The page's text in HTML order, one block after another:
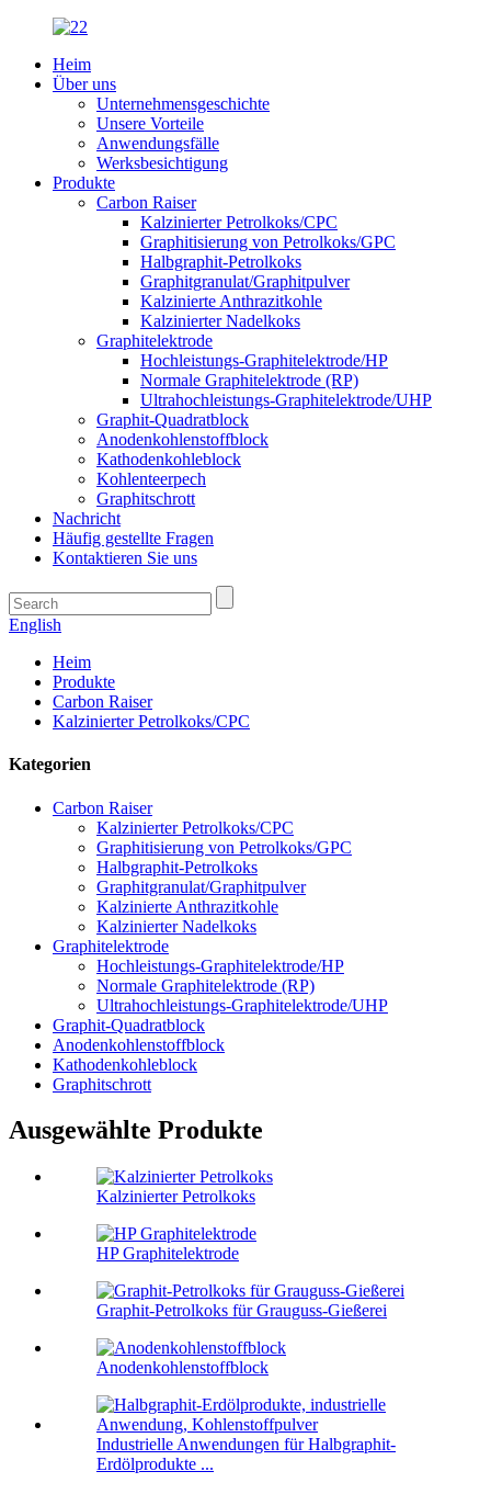
Heim
Über uns
Unternehmensgeschichte
Unsere Vorteile
Anwendungsfälle
Werksbesichtigung
Produkte
Carbon Raiser
Kalzinierter Petrolkoks/CPC
Graphitisierung von Petrolkoks/GPC
Halbgraphit-Petrolkoks
Graphitgranulat/Graphitpulver
Kalzinierte Anthrazitkohle
Kalzinierter Nadelkoks
Graphitelektrode
Hochleistungs-Graphitelektrode/HP
Normale Graphitelektrode (RP)
Ultrahochleistungs-Graphitelektrode/UHP
Graphit-Quadratblock
Anodenkohlenstoffblock
Kathodenkohleblock
Kohlenteerpech
Graphitschrott
Nachricht
Häufig gestellte Fragen
Kontaktieren Sie uns
English
Heim
Produkte
Carbon Raiser
Kalzinierter Petrolkoks/CPC
Kategorien
Carbon Raiser
Kalzinierter Petrolkoks/CPC
Graphitisierung von Petrolkoks/GPC
Halbgraphit-Petrolkoks
Graphitgranulat/Graphitpulver
Kalzinierte Anthrazitkohle
Kalzinierter Nadelkoks
Graphitelektrode
Hochleistungs-Graphitelektrode/HP
Normale Graphitelektrode (RP)
Ultrahochleistungs-Graphitelektrode/UHP
Graphit-Quadratblock
Anodenkohlenstoffblock
Kathodenkohleblock
Graphitschrott
Ausgewählte Produkte
Kalzinierter Petrolkoks
HP Graphitelektrode
Graphit-Petrolkoks für Grauguss-Gießerei
Anodenkohlenstoffblock
Industrielle Anwendungen für Halbgraphit-
Erdölprodukte ...